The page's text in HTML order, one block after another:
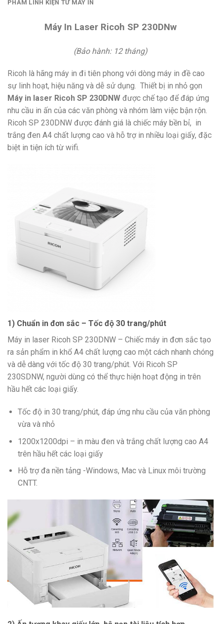
PHẨM LINH KIỆN TỪ MÁY IN
Máy In Laser Ricoh SP 230DNw
(Bảo hành: 12 tháng)
Ricoh là hãng máy in đi tiên phong với dòng máy in đề cao
sự linh hoạt, hiệu năng và dễ sử dụng. Thiết bị in nhỏ gọn
Máy in laser Ricoh SP 230DNW được chế tạo để đáp ứng
nhu cầu in ấn của các văn phòng và nhóm làm việc bận rộn.
Ricoh SP 230DNW được đánh giá là chiếc máy bền bỉ, in
trắng đen A4 chất lượng cao và hỗ trợ in nhiều loại giấy, đặc
biệt in tiện ích từ wifi.
1) Chuẩn in đơn sắc – Tốc độ 30 trang/phút
Máy in laser Ricoh SP 230DNW – Chiếc máy in đơn sắc tạo
ra sản phẩm in khổ A4 chất lượng cao một cách nhanh chóng
và dễ dàng với tốc độ 30 trang/phút. Với Ricoh SP
230SDNW, người dùng có thể thực hiện hoạt động in trên
hầu hết các loại giấy.
Tốc độ in 30 trang/phút, đáp ứng nhu cầu của văn phòng
vừa và nhỏ
1200x1200dpi – in màu đen và trắng chất lượng cao A4
trên hầu hết các loại giấy
Hỗ trợ đa nền tảng -Windows, Mac và Linux môi trường
CNTT.